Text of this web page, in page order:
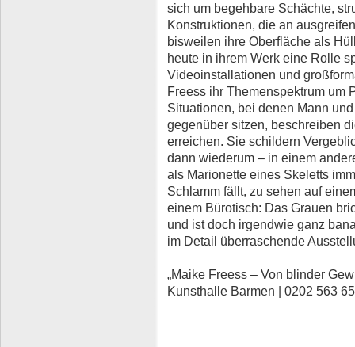
sich um begehbare Schächte,
Konstruktionen, die an
bisweilen ihre Oberfläche als
heute in ihrem Werk eine Rolle
Videoinstallationen und
Freess ihr Themenspektrum um
Situationen, bei denen Mann
gegenüber sitzen, beschreiben
erreichen. Sie schildern
dann wiederum – in einem
als Marionette eines Skeletts
Schlamm fällt, zu sehen auf
einem Bürotisch: Das Grauen
und ist doch irgendwie ganz
im Detail überraschende
„Maike Freess – Von blinder
Kunsthalle Barmen | 0202 563